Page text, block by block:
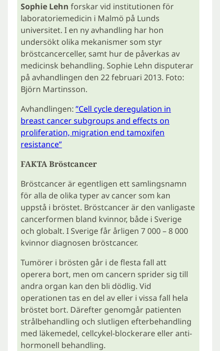
Sophie Lehn forskar vid institutionen för
laboratoriemedicin i Malmö på Lunds
universitet. I en ny avhandling har hon
undersökt olika mekanismer som styr
bröstcancerceller, samt hur de påverkas av
medicinsk behandling. Sophie Lehn disputerar
på avhandlingen den 22 februari 2013. Foto:
Björn Martinsson.
Avhandlingen:”Cell cycle deregulation in
breast cancer subgroups and effects on
proliferation, migration end tamoxifen
resistance”
FAKTA Bröstcancer
Bröstcancer är egentligen ett samlingsnamn
för alla de olika typer av cancer som kan
uppstå i bröstet. Bröstcancer är den vanligaste
cancerformen bland kvinnor, både i Sverige
och globalt. I Sverige får årligen 7 000 – 8 000
kvinnor diagnosen bröstcancer.
Tumörer i brösten går i de flesta fall att
operera bort, men om cancern sprider sig till
andra organ kan den bli dödlig. Vid
operationen tas en del av eller i vissa fall hela
bröstet bort. Därefter genomgår patienten
strålbehandling och slutligen efterbehandling
med läkemedel, cellcykel-blockerare eller anti-
hormonell behandling.